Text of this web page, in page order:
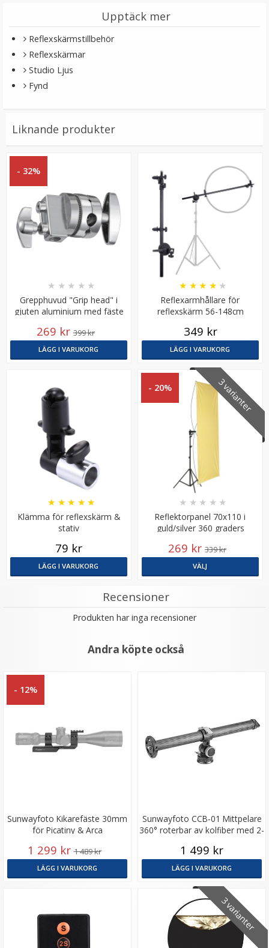
Puluz 2 i 1 Reflexskärm 30cm Silver/Guld
LÄGG I VARUKORG
Puluz Studiostativ 1.6 meter för Vlogg
179 kr
LÄGG I VARUKORG
Klämma för bakgrunder
59 kr
★ ★★ ★
59 kr
Upptäck mer
Reflexskärmstillbehör
Reflexskärmar
Studio Ljus
Fynd
Liknande produkter
- 32%
Grepphuvud "Grip head" i
gjuten aluminium med fäste
★ ★ ★ ★ ★
269 kr 399 kr
LÄGG I VARUKORG
Reflexarmhållare för
reflexskärm 56-148cm
★ ★ ★ ★ ★
349 kr
LÄGG I VARUKORG
Klämma för reflexskärm &
stativ
★ ★ ★ ★ ★
79 kr
LÄGG I VARUKORG
3 varianter
- 20%
Reflektorpanel 70x110 i
guld/silver 360 graders
★ ★ ★ ★ ★
269 kr 339 kr
VÄLJ
Recensioner
Produkten har inga recensioner
Andra köpte också
- 12%
Sunwayfoto Kikarefäste 30mm
för Picatiny & Arca
1 299 kr 1 489 kr
LÄGG I VARUKORG
Sunwayfoto CCB-01 Mittpelare
360° roterbar av kolfiber med 2-
1 499 kr
LÄGG I VARUKORG
3 varianter